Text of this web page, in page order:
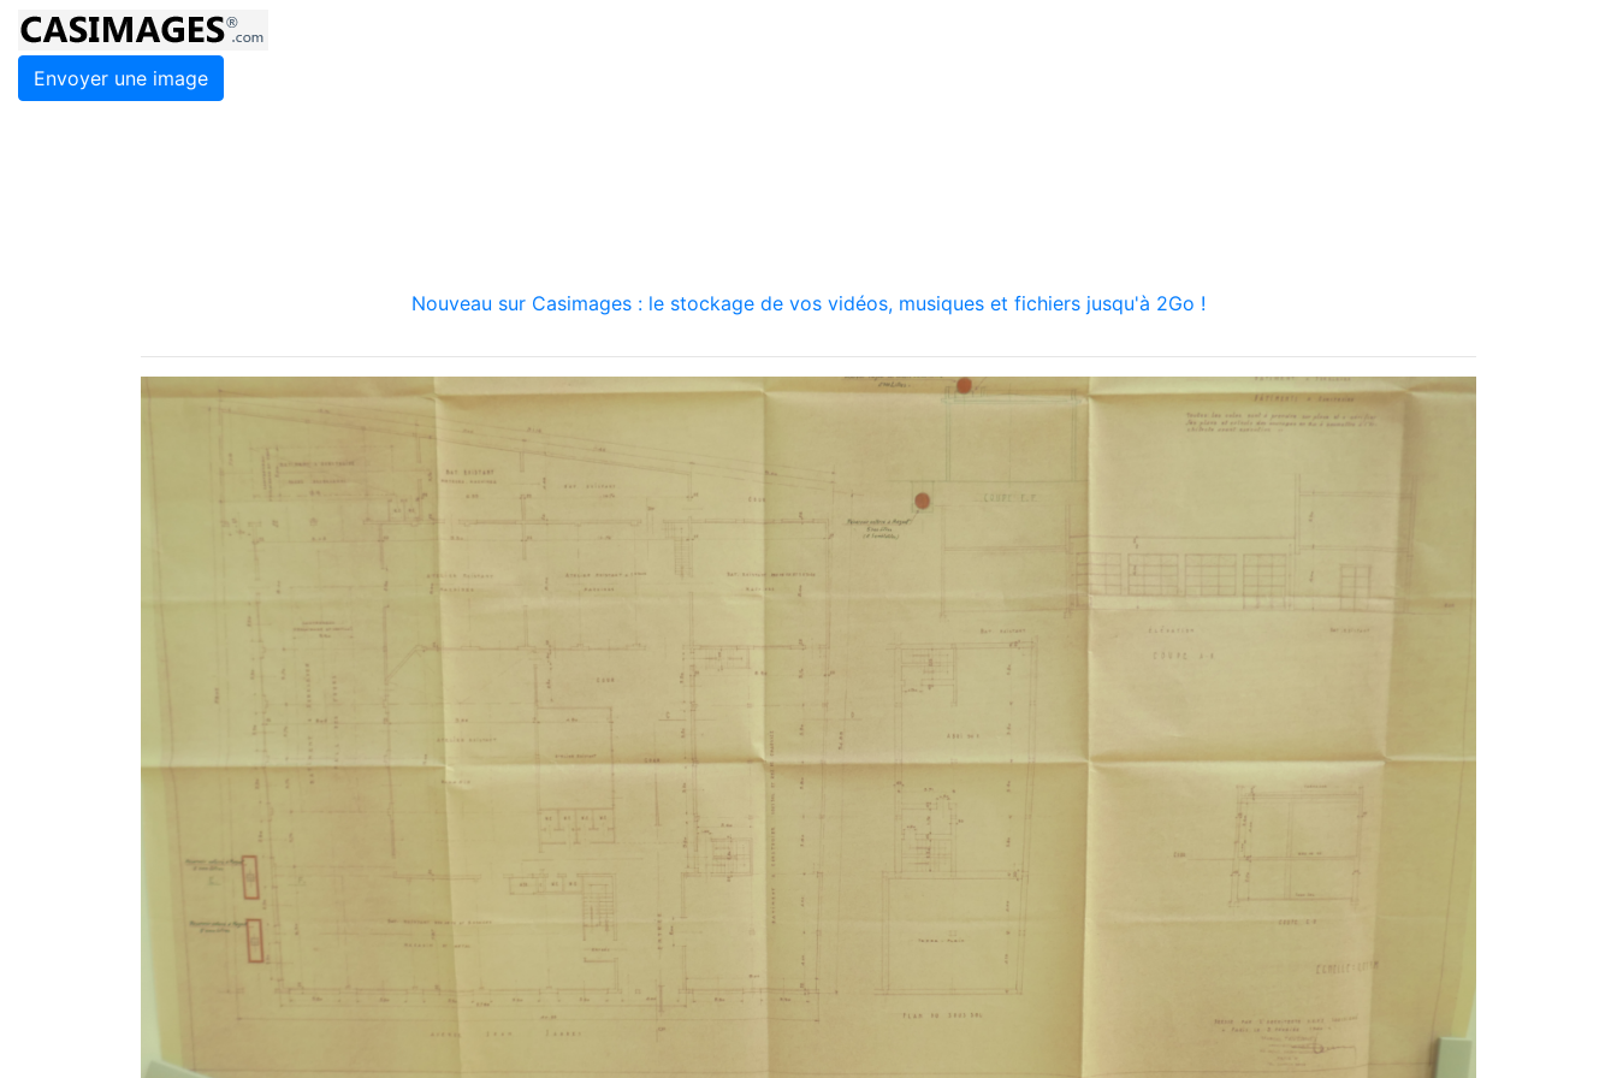
Envoyer une image
Nouveau sur Casimages : le stockage de vos vidéos, musiques et fichiers jusqu'à 2Go !